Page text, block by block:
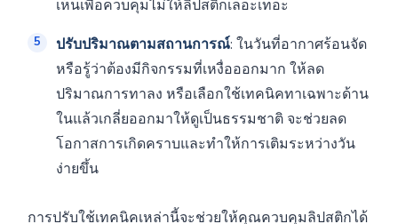
เห็นเพื่อควบคุมไม่ให้ลิปสติกเลอะเทอะ
ปรับปริมาณตามสถานการณ์: ในวันที่อากาศร้อนจัด
หรือรู้ว่าต้องมีกิจกรรมที่เหงื่อออกมาก ให้ลด
ปริมาณการทาลง หรือเลือกใช้เทคนิคทาเฉพาะด้าน
ในแล้วเกลี่ยออกมาให้ดูเป็นธรรมชาติ จะช่วยลด
โอกาสการเกิดคราบและทำให้การเติมระหว่างวัน
ง่ายขึ้น
การปรับใช้เทคนิคเหล่านี้จะช่วยให้คุณควบคุมลิปสติกได้